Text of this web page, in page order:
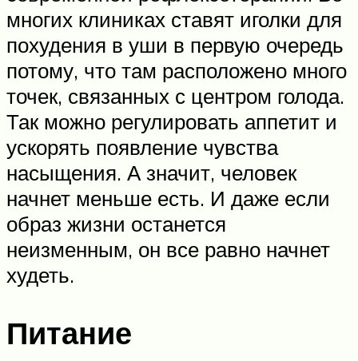
многих клиниках ставят иголки для
похудения в уши в первую очередь
потому, что там расположено много
точек, связанных с центром голода.
Так можно регулировать аппетит и
ускорять появление чувства
насыщения. А значит, человек
начнет меньше есть. И даже если
образ жизни останется
неизменным, он все равно начнет
худеть.
Питание